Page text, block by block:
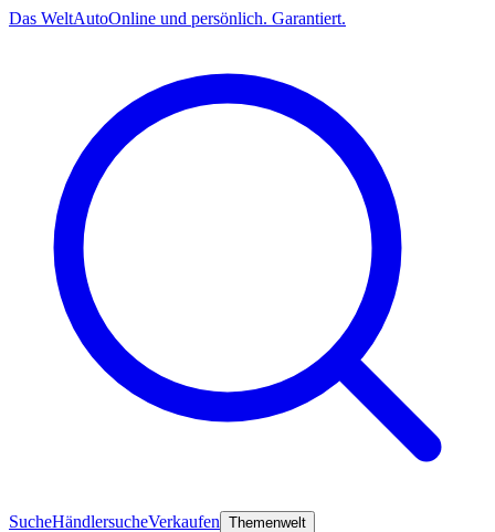
Das WeltAutoOnline und persönlich. Garantiert.
SucheHändlersucheVerkaufen Themenwelt